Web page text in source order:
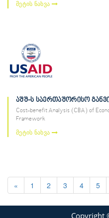
მეტის ნახვა
აშშ-ს საერთაშორისო
Cost-benefit Analysis (CBA) of
Framework
მეტის ნახვა
« 1 2 3 4 5
Copyright